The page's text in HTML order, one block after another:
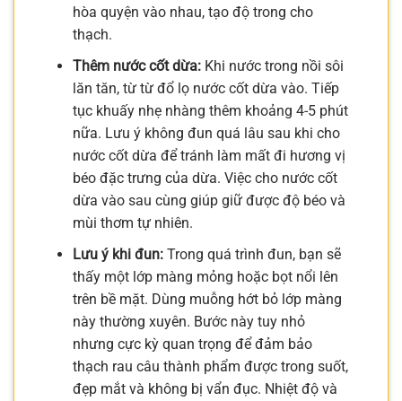
hòa quyện vào nhau, tạo độ trong cho
thạch.
Thêm nước cốt dừa:Khi nước trong nồi sôi
lăn tăn, từ từ đổ lọ nước cốt dừa vào. Tiếp
tục khuấy nhẹ nhàng thêm khoảng 4-5 phút
nữa. Lưu ý không đun quá lâu sau khi cho
nước cốt dừa để tránh làm mất đi hương vị
béo đặc trưng của dừa. Việc cho nước cốt
dừa vào sau cùng giúp giữ được độ béo và
mùi thơm tự nhiên.
Lưu ý khi đun:Trong quá trình đun, bạn sẽ
thấy một lớp màng mỏng hoặc bọt nổi lên
trên bề mặt. Dùng muỗng hớt bỏ lớp màng
này thường xuyên. Bước này tuy nhỏ
nhưng cực kỳ quan trọng để đảm bảo
thạch rau câu thành phẩm được trong suốt,
đẹp mắt và không bị vẩn đục. Nhiệt độ và